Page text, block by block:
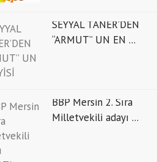
SEYYAL TANER’DEN
“ARMUT” UN EN ...
BBP Mersin 2. Sıra
Milletvekili adayı ...